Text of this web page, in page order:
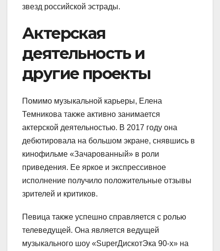
звезд российской эстрады.
Актерская
деятельность и
другие проекты
Помимо музыкальной карьеры, Елена
Темникова также активно занимается
актерской деятельностью. В 2017 году она
дебютировала на большом экране, снявшись в
кинофильме «Зачарованный» в роли
приведения. Ее яркое и экспрессивное
исполнение получило положительные отзывы
зрителей и критиков.
Певица также успешно справляется с ролью
телеведущей. Она является ведущей
музыкального шоу «SuperДискотЭка 90-х» на